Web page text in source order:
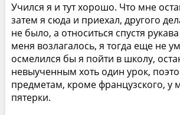
Учился я и тут хорошо. Что мне
затем я сюда и приехал, другого
не было, а относиться спустя
меня возлагалось, я тогда еще не
осмелился бы я пойти в школу,
невыученным хоть один урок,
предметам, кроме французского, у
пятерки.